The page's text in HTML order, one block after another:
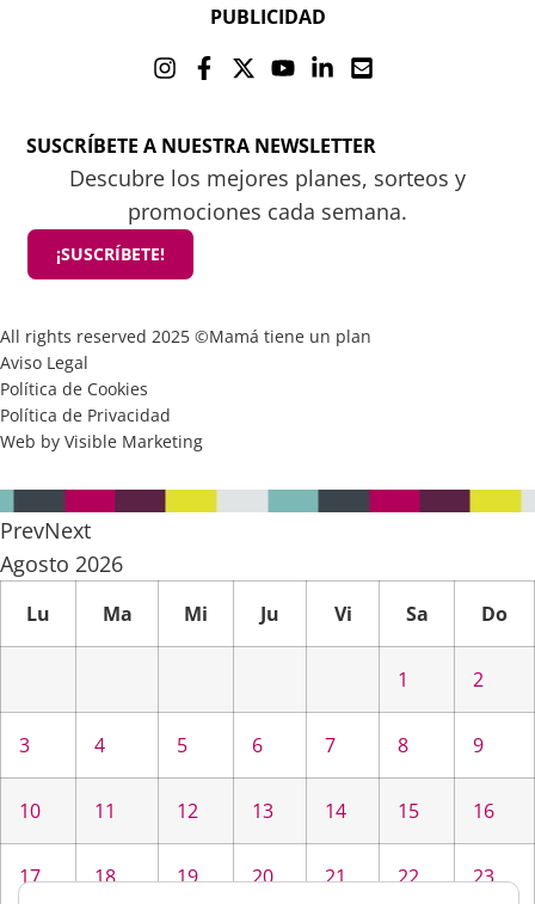
PUBLICIDAD
SUSCRÍBETE A NUESTRA NEWSLETTER
Descubre los mejores planes, sorteos y
promociones cada semana.
¡SUSCRÍBETE!
All rights reserved 2025 ©Mamá tiene un plan
Aviso Legal
Política de Cookies
Política de Privacidad
Web by Visible Marketing
PrevNext
Agosto 2026
Lu Ma Mi Ju Vi Sa Do
1 2
3 4 5 6 7 8 9
10 11 12 13 14 15 16
17 18 19 20 21 22 23